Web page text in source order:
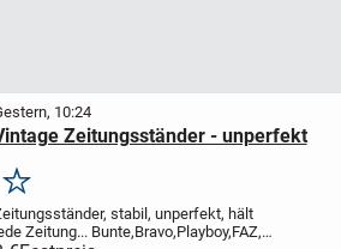
10:24
Zeitungsständer - unperfekt
Merken
stabil, unperfekt, hält
Zeitung... Bunte,Bravo,Playboy,FAZ,